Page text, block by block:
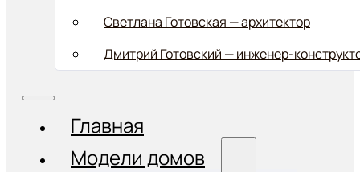
Светлана Готовская — архитектор
Дмитрий Готовский — инженер-
Главная
Модели домов